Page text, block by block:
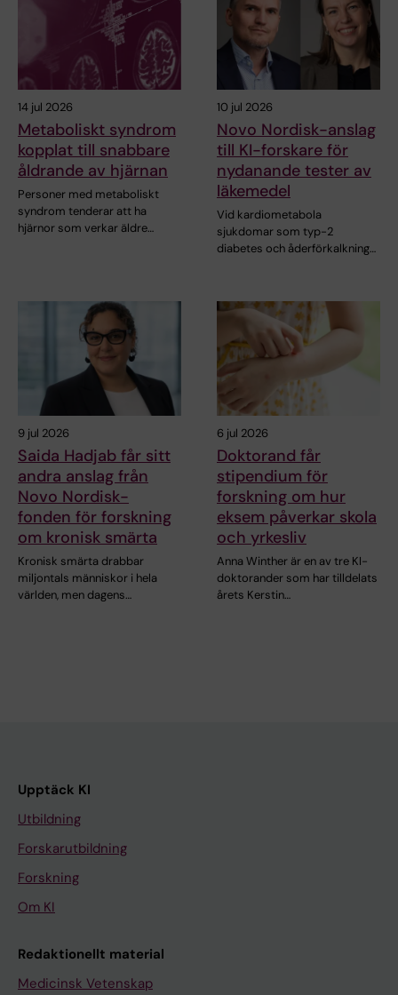
14 jul 2026
Metaboliskt syndrom
kopplat till snabbare
åldrande av hjärnan
Personer med metaboliskt
syndrom tenderar att ha
hjärnor som verkar äldre…
10 jul 2026
Novo Nordisk-anslag
till KI-forskare för
nydanande tester av
läkemedel
Vid kardiometabola
sjukdomar som typ-2
diabetes och åderförkalkning…
9 jul 2026
Saida Hadjab får sitt
andra anslag från
Novo Nordisk-
fonden för forskning
om kronisk smärta
Kronisk smärta drabbar
miljontals människor i hela
världen, men dagens…
6 jul 2026
Doktorand får
stipendium för
forskning om hur
eksem påverkar skola
och yrkesliv
Anna Winther är en av tre KI-
doktorander som har tilldelats
årets Kerstin…
Upptäck KI
Utbildning
Forskarutbildning
Forskning
Om KI
Redaktionellt material
Medicinsk Vetenskap